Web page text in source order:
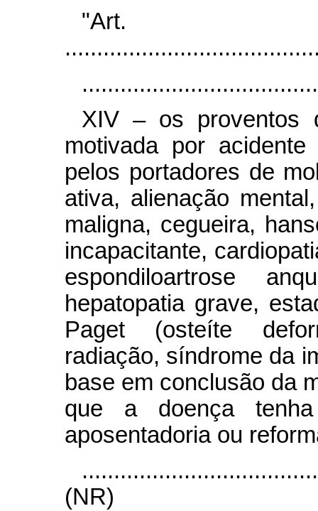
XIV – os proventos
motivada por
pelos portadores de
ativa, alienação
maligna, cegueira,
incapacitante,
espondiloartrose
hepatopatia grave,
Paget (osteíte
radiação, síndrome da
base em conclusão da
que a doença
aposentadoria ou
(NR)